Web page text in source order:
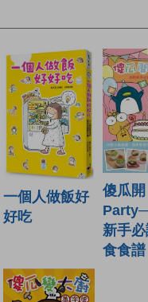
一個人做飯好
好吃
傻瓜開
新手
食食譜